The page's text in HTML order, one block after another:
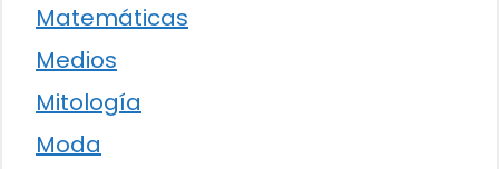
Matemáticas
Medios
Mitología
Moda